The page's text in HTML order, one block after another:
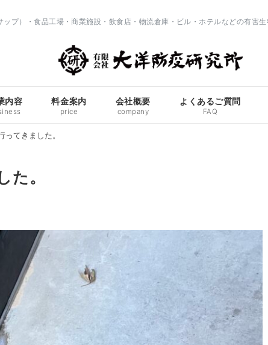
プ）・食品工場・商業施設・飲食店・物流倉庫・ビル・ホテルなどの有害生
内容 料金案内
price
会社概要
company
よくあるご質問
FAQ
ってきました。
た。